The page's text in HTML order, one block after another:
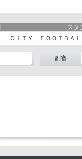
スタ
ＣＩＴＹ ＦＯＯＴＢＡ
副審